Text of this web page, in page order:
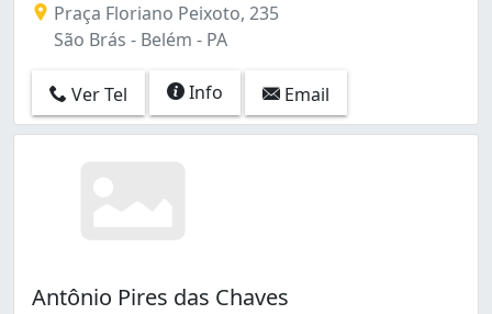
Praça Floriano Peixoto, 235
São Brás - Belém - PA
Ver Tel Info Email
Antônio Pires das Chaves